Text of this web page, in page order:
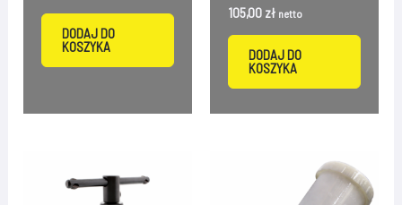
DODAJ DO
KOSZYKA
105,00 zł netto
DODAJ DO
KOSZYKA